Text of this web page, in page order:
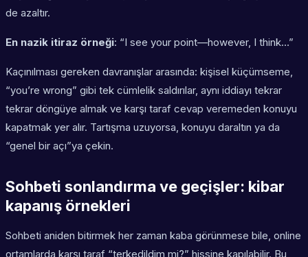
de azaltır.
En nazik itiraz örneği: “I see your point—however, I think…”
Kaçınılması gereken davranışlar arasında: kişisel küçümseme,
“you’re wrong” gibi tek cümlelik saldırılar, aynı iddiayı tekrar
tekrar döngüye almak ve karşı taraf cevap veremeden konuyu
kapatmak yer alır. Tartışma uzuyorsa, konuyu daraltın ya da
“genel bir açı”ya çekin.
Sohbeti sonlandırma ve geçişler: kibar
kapanış örnekleri
Sohbeti aniden bitirmek her zaman kaba görünmese bile, online
ortamlarda karşı taraf “terkedildim mi?” hissine kapılabilir. Bu